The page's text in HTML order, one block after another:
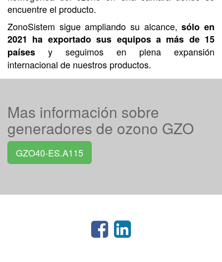
encuentre el producto.
ZonoSistem sigue ampliando su alcance,sólo en
2021 ha exportado sus equipos a más de 15
países y seguimos en plena expansión
internacional de nuestros productos.
Mas información sobre
generadores de ozono GZO
GZO40-ES.A115